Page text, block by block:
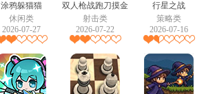
涂鸦躲猫猫
休闲类
2026-07-27
双人枪战跑刀摸金
射击类
2026-07-22
行星之战
策略类
2026-07-16